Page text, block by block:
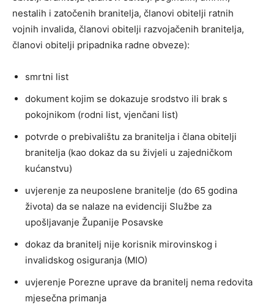
nestalih i zatočenih branitelja, članovi obitelji ratnih
vojnih invalida, članovi obitelji razvojačenih branitelja,
članovi obitelji pripadnika radne obveze):
smrtni list
dokument kojim se dokazuje srodstvo ili brak s
pokojnikom (rodni list, vjenčani list)
potvrde o prebivalištu za branitelja i člana obitelji
branitelja (kao dokaz da su živjeli u zajedničkom
kućanstvu)
uvjerenje za neuposlene branitelje (do 65 godina
života) da se nalaze na evidenciji Službe za
upošljavanje Županije Posavske
dokaz da branitelj nije korisnik mirovinskog i
invalidskog osiguranja (MIO)
uvjerenje Porezne uprave da branitelj nema redovita
mjesečna primanja